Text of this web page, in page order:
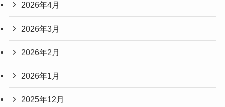
2026年4月
2026年3月
2026年2月
2026年1月
2025年12月